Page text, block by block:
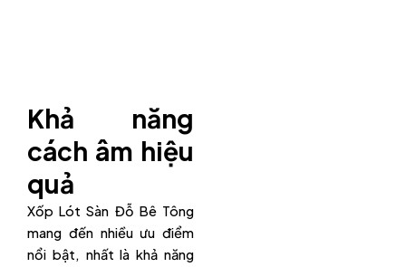
Khả năng
cách âm hiệu
quả
Xốp Lót Sàn Đỗ Bê Tông
mang đến nhiều ưu điểm
nổi bật, nhất là khả năng